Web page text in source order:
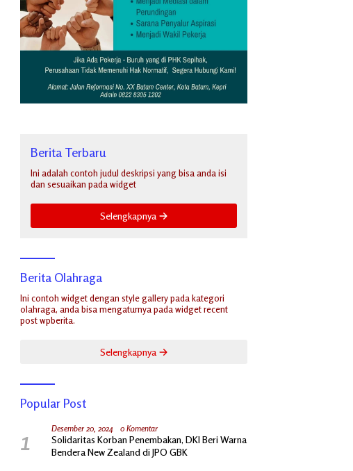
Berita Terbaru
Ini adalah contoh judul deskripsi yang bisa anda isi
dan sesuaikan pada widget
Selengkapnya
Berita Olahraga
Ini contoh widget dengan style gallery pada kategori
olahraga, anda bisa mengaturnya pada widget recent
post wpberita.
Selengkapnya
Popular Post
1 Desember 20, 2024 0 Komentar
Solidaritas Korban Penembakan, DKI Beri Warna
Bendera New Zealand di JPO GBK